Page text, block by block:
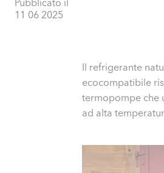
Pubblicato il
11 06 2025
Il refrigerante
ecocompatibile
termopompe che
ad alta